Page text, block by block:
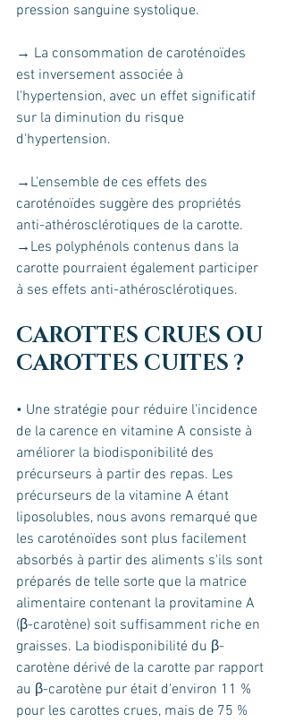
pression sanguine systolique.
→ La consommation de caroténoïdes
est inversement associée à
l'hypertension, avec un effet significatif
sur la diminution du risque
d'hypertension.
→L'ensemble de ces effets des
caroténoïdes suggère des propriétés
anti-athérosclérotiques de la carotte.
→Les polyphénols contenus dans la
carotte pourraient également participer
à ses effets anti-athérosclérotiques.
CAROTTES CRUES OU
CAROTTES CUITES ?
• Une stratégie pour réduire l'incidence
de la carence en vitamine A consiste à
améliorer la biodisponibilité des
précurseurs à partir des repas. Les
précurseurs de la vitamine A étant
liposolubles, nous avons remarqué que
les caroténoïdes sont plus facilement
absorbés à partir des aliments s'ils sont
préparés de telle sorte que la matrice
alimentaire contenant la provitamine A
(β-carotène) soit suffisamment riche en
graisses. La biodisponibilité du β-
carotène dérivé de la carotte par rapport
au β-carotène pur était d'environ 11 %
pour les carottes crues, mais de 75 %